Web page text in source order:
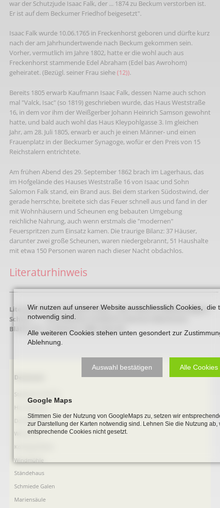
war der Schutzjude Isaac Falk, der ... 1874 zu Beckum verstorben ist.
Er ist auf dem Beckumer Friedhof beigesetzt".
Isaac Falk wurde 10.06.1765 in Freckenhorst geboren und dürfte kurz
nach der am Jahrhundertwende nach Beckum gekommen sein.
Vorher, vermutlich im Jahre 1802, hatte er die wohl auch aus
Freckenhorst stammende Edel Abraham (Edel bas Awrohom)
geheiratet. (Bezügl. seiner Frau siehe(12)).
Bereits 1805 erwarb Kaufmann Isaac Falk, dessen Name auch schon
mal "Valck, Isac" (so 1819) geschrieben wurde, das Haus Weststraße
16, in dem vor ihm der Weißgerber Johann Heinrich Samson gewohnt
hatte, und bald auch wohl das Haus Kleypohlgasse 3. Im gleichen
Jahr, am 28. Juli 1805, erwarb er auch je einen Männer- und einen
Frauenplatz in der Beckumer Synagoge, wofür er den Preis von 15
Reichstalern entrichtete.
Am frühen Abend des 29. September 1862 brach im Lagerhaus, das
im Hofgelände des Hauses Weststraße 16 von Isaac und Sohn
Salomon Falk stand, ein Brand aus. Bei dem starken Südostwind, der
gerade herrschte, breitete sich das Feuer schnell aus und fand in der
mit Wohnhäusern und Scheunen eng bebauten Umgebung
reichliche Nahrung, auch wenn erstmals die "modernen"
Feuerspritzen zum Einsatz kamen. Die traurige Bilanz: 37 Häuser,
darunter zwei große Scheunen, waren niedergebrannt, 51 Haushalte
mit etwa 150 Personen waren nach dieser Nacht obdachlos.
Literaturhinweis
_____________________________________________________________________________________
Literaturhinweis:Hubert Lukas: „Hier ruhen in Gottes seligem
Schutz …“ – Der jüdische Friedhof in Beckum (Beckumer
Blätter Nr. 3), Beckum 1988. Seite 68
Navigation
Denkmale
Stephanus-Kirche
Hist. Rathaus
Domitorium
Wehrturm
Köttings Mühle
Windmühle
Ständehaus
Schmiede Galen
Mariensäule
Wir nutzen auf unserer Website ausschliesslich Cookies, die
notwendig sind.
Alle weiteren Cookies stehen unten gesondert zur
Ablehnung.
Auswahl bestätigen Alle
Google Maps
Stimmen Sie der Nutzung von GoogleMaps zu, setzen wir
zur Darstellung der Karten notwendig sind. Lehnen Sie die Nutzung ab,
entsprechende Cookies nicht gesetzt.